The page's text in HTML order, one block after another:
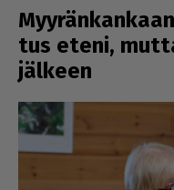
tus eteni,
jälkeen